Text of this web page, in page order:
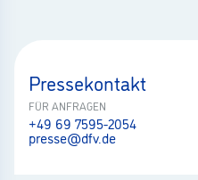
Pressekontakt
FÜR ANFRAGEN
+49 69 7595-2054
presse@dfv.de